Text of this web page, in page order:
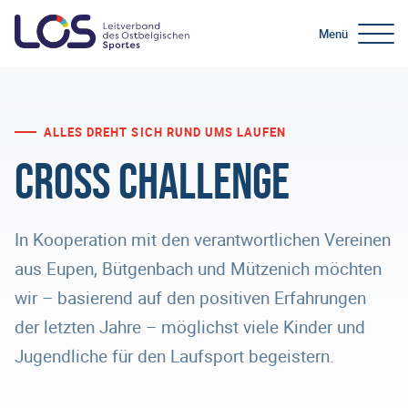
Menü
ALLES DREHT SICH RUND UMS LAUFEN
Cross Challenge
In Kooperation mit den verantwortlichen Vereinen
aus Eupen, Bütgenbach und Mützenich möchten
wir – basierend auf den positiven Erfahrungen
der letzten Jahre – möglichst viele Kinder und
Jugendliche für den Laufsport begeistern.